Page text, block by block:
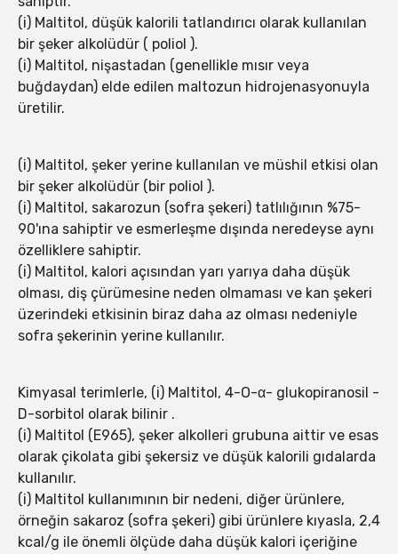
(i) Maltitol, düşük kalorili tatlandırıcı olarak kullanılan
bir şeker alkolüdür ( poliol ).
(i) Maltitol, nişastadan (genellikle mısır veya
buğdaydan) elde edilen maltozun hidrojenasyonuyla
üretilir.
(i) Maltitol, şeker yerine kullanılan ve müshil etkisi olan
bir şeker alkolüdür (bir poliol ).
(i) Maltitol, sakarozun (sofra şekeri) tatlılığının %75-
90'ına sahiptir ve esmerleşme dışında neredeyse aynı
özelliklere sahiptir.
(i) Maltitol, kalori açısından yarı yarıya daha düşük
olması, diş çürümesine neden olmaması ve kan şekeri
üzerindeki etkisinin biraz daha az olması nedeniyle
sofra şekerinin yerine kullanılır.
Kimyasal terimlerle, (i) Maltitol, 4-O-α- glukopiranosil -
D-sorbitol olarak bilinir .
(i) Maltitol (E965), şeker alkolleri grubuna aittir ve esas
olarak çikolata gibi şekersiz ve düşük kalorili gıdalarda
kullanılır.
(i) Maltitol kullanımının bir nedeni, diğer ürünlere,
örneğin sakaroz (sofra şekeri) gibi ürünlere kıyasla, 2,4
kcal/g ile önemli ölçüde daha düşük kalori içeriğine